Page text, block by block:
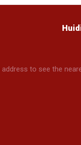
address to see the